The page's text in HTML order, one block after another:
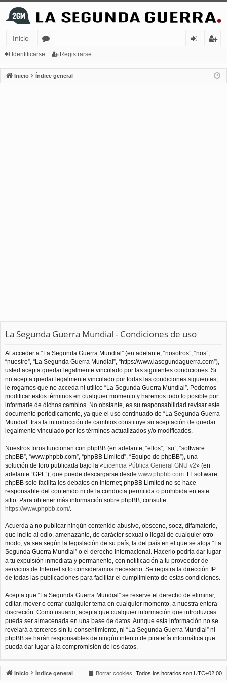
Inicio
or
os
nt
ifi
ist
ra
Identificarse Registrarse
Inicio Índice general
La Segunda Guerra Mundial - Condiciones de uso
Al acceder a “La Segunda Guerra Mundial” (en adelante, “nosotros”, “nos”,
“nuestro”, “La Segunda Guerra Mundial”, “https://www.lasegundaguerra.com”),
usted acepta quedar legalmente vinculado por las siguientes condiciones. Si
no acepta quedar legalmente vinculado por todas las condiciones siguientes,
le rogamos que no acceda ni utilice “La Segunda Guerra Mundial”. Podemos
modificar estos términos en cualquier momento y haremos todo lo posible por
informarle de dichos cambios. No obstante, es su responsabilidad revisar este
documento periódicamente, ya que el uso continuado de “La Segunda Guerra
Mundial” tras la introducción de cambios constituye su aceptación de quedar
legalmente vinculado por los términos actualizados y/o modificados.
Nuestros foros funcionan con phpBB (en adelante, “ellos”, “su”, “software
phpBB”, “www.phpbb.com”, “phpBB Limited”, “Equipo de phpBB”), una
solución de foro publicada bajo la «Licencia Pública General GNU v2» (en
adelante “GPL”), que puede descargarse desde www.phpbb.com. El software
phpBB solo facilita los debates en Internet; phpBB Limited no se hace
responsable del contenido ni de la conducta permitida o prohibida en este
sitio. Para obtener más información sobre phpBB, consulte:
https://www.phpbb.com/.
Acuerda a no publicar ningún contenido abusivo, obsceno, soez, difamatorio,
que incite al odio, amenazante, de carácter sexual o ilegal de cualquier otro
modo, ya sea según la legislación de su país, la del país en el que se aloja “La
Segunda Guerra Mundial” o el derecho internacional. Hacerlo podría dar lugar
a tu expulsión inmediata y permanente, con notificación a tu proveedor de
servicios de Internet si lo consideramos necesario. Se registra la dirección IP
de todas las publicaciones para facilitar el cumplimiento de estas condiciones.
Acepta que “La Segunda Guerra Mundial” se reserve el derecho de eliminar,
editar, mover o cerrar cualquier tema en cualquier momento, a nuestra entera
discreción. Como usuario, acepta que cualquier información que introduzcas
pueda ser almacenada en una base de datos. Aunque esta información no se
revelará a terceros sin tu consentimiento, ni “La Segunda Guerra Mundial” ni
phpBB se harán responsables de ningún intento de piratería informática que
pueda dar lugar a la compromisión de los datos.
Inicio Índice general Todos los horarios son UTC+02:00
Borrar cookies